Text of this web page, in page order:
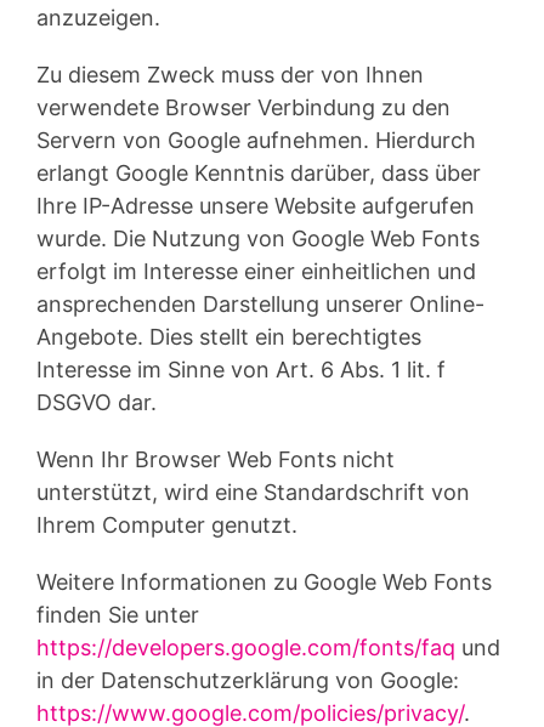
anzuzeigen.
Zu diesem Zweck muss der von Ihnen
verwendete Browser Verbindung zu den
Servern von Google aufnehmen. Hierdurch
erlangt Google Kenntnis darüber, dass über
Ihre IP-Adresse unsere Website aufgerufen
wurde. Die Nutzung von Google Web Fonts
erfolgt im Interesse einer einheitlichen und
ansprechenden Darstellung unserer Online-
Angebote. Dies stellt ein berechtigtes
Interesse im Sinne von Art. 6 Abs. 1 lit. f
DSGVO dar.
Wenn Ihr Browser Web Fonts nicht
unterstützt, wird eine Standardschrift von
Ihrem Computer genutzt.
Weitere Informationen zu Google Web Fonts
finden Sie unter
https://developers.google.com/fonts/faq und
in der Datenschutzerklärung von Google:
https://www.google.com/policies/privacy/.